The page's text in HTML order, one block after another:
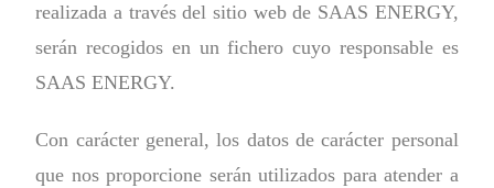
realizada a través del sitio web de SAAS ENERGY,
serán recogidos en un fichero cuyo responsable es
SAAS ENERGY.
Con carácter general, los datos de carácter personal
que nos proporcione serán utilizados para atender a